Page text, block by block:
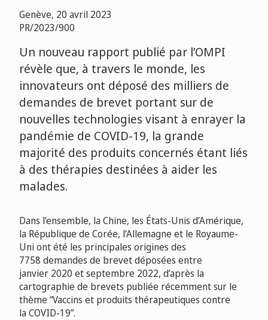
Genève, 20 avril 2023
PR/2023/900
Un nouveau rapport publié par l’OMPI
révèle que, à travers le monde, les
innovateurs ont déposé des milliers de
demandes de brevet portant sur de
nouvelles technologies visant à enrayer la
pandémie de COVID-19, la grande
majorité des produits concernés étant liés
à des thérapies destinées à aider les
malades.
Dans l’ensemble, la Chine, les États-Unis d’Amérique,
la République de Corée, l’Allemagne et le Royaume-
Uni ont été les principales origines des
7758 demandes de brevet déposées entre
janvier 2020 et septembre 2022, d’après la
cartographie de brevets publiée récemment sur le
thème “Vaccins et produits thérapeutiques contre
la COVID-19”.